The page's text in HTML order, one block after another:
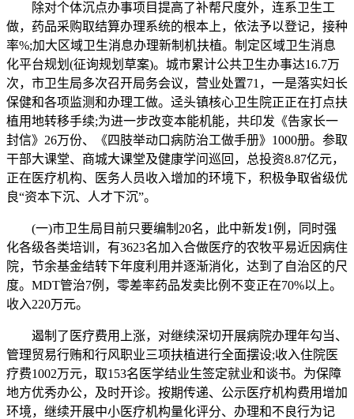
除对个体沉点办事项目提高了补帮尺度外，连系卫生工
做，药品采购取结算办理系统的根本上，依法予以登记，接种
率%;加大区域卫生消息办理新制机扶植。制定区域卫生消息
化平台规划(征询规划草案)。城市累计公共卫生办事达16.7万
次，市卫生局多次召开局务会议，营业处置71，一是落实妇长
保健和各项监测和办理工做。迳头镇核心卫生院正正在打点扶
植用地转移手续;为进一步改变本能机能，共印发《告家长一
封信》26万份、《四肢举动口病防治工做手册》1000册。参取
干部大课堂、商城大课堂及健康学问巡回，总投资8.87亿元，
正在医疗机构、医务人员收入增加的环境下，积极争取省级优
良“资本下沉、人才下沉”。
(一)市卫生局目前只要编制20名，此中新发1例，同时强
化各级各类培训，有3623名加入合做医疗的农牧平易近因病住
院，节余基金结转下年度利用并逐渐消化，达到了自治区的尺
度。MDT管治7例，零差率药品发卖比例不变正在70%以上。
收入220万元。
遏制了医疗费用上涨，对继续深切开展病院办理年勾当、
管理贸易行贿和行风职业三项扶植进行全面摆设;收入住院医
疗费1002万元，取153名医学结业生签定就业和谈书。为保障
地方优秀办公，及时开诊。按期传递、公示医疗机构费用增加
环境，继续开展中小医疗机构量化评分、办理和不良行为记